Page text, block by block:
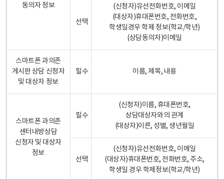
동의자 정보
선택
(신청자)유선전화번호, 이메일
(대상자)휴대폰번호, 전화번호,
학생일경우 학제 정보(학교/학년)
(상담동의자)이메일
스마트폰 과의존
게시판 상담 신청자
및 대상자 정보
필수 이름, 제목, 내용
스마트폰 과의존
센터내방상담
신청자 및 대상자
정보
필수
(신청자)이름, 휴대폰번호,
상담대상자와의 관계
(대상자)이른, 성별, 생년월일
선택
(신청자)유선전화번호, 이메일
(대상자)휴대폰번호, 전화번호, 주소,
학생일 경우 학제정보(학교/학년)